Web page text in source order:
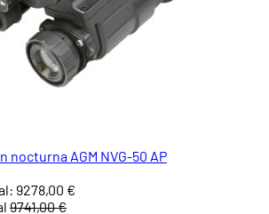
nocturna AGM NVG-50 AP
9278,00 €
9741,00 €